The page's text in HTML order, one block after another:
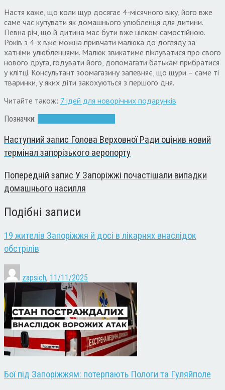
Настя каже, що коли щур досягає 4-місячного віку, його вже
саме час купувати як домашнього улюбленця для дитини.
Певна річ, що й дитина має бути вже цілком самостійною.
Років з 4-х вже можна привчати малюка до догляду за
хатніми улюбленцями. Малюк звикатиме піклуватися про свого
нового друга, годувати його, допомагати батькам прибратися
у клітці. Консультант зоомагазину запевняє, що щури – саме ті
тваринки, у яких діти закохуються з першого дня.
Читайте також: 7 ідей для новорічних подарунків
Позначки:
Наступний запис Голова Верховної Ради оцінив новий
термінал запорізького аеропорту
Попередній запис У Запоріжжі почастішали випадки
домашнього насилля
Подібні записи
19 жителів Запоріжжя й досі в лікарнях внаслідок
обстрілів
zapsich, 11/11/2025
Бої під Запоріжжям: потерпають Пологи та Гуляйполе